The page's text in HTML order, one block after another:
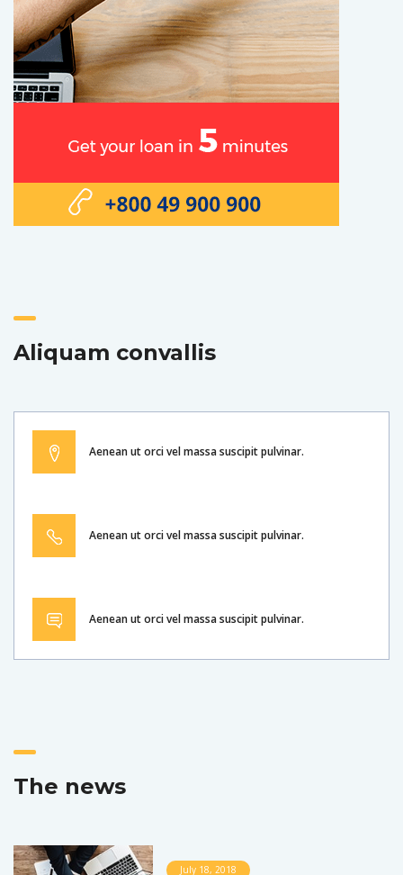
Aliquam convallis
Aenean ut orci vel massa suscipit pulvinar.
Aenean ut orci vel massa suscipit pulvinar.
Aenean ut orci vel massa suscipit pulvinar.
The news
July 18, 2018